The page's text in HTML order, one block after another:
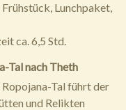
Lunchpaket,
ca. 6,5 Std.
Tal nach Theth
Tal führt der
und Relikten